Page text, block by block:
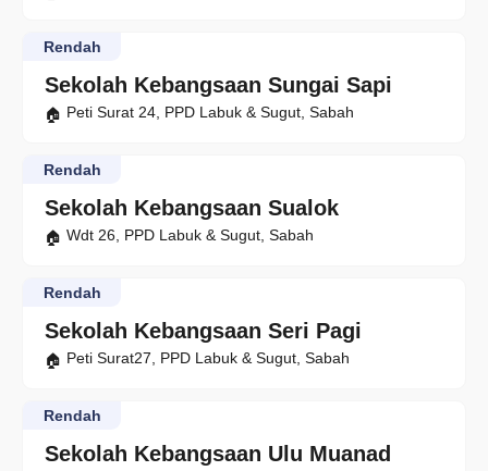
Sekolah Kebangsaan Sungai Sapi
Rendah
Peti Surat 24, PPD Labuk & Sugut, Sabah
Sekolah Kebangsaan Sualok
Rendah
Wdt 26, PPD Labuk & Sugut, Sabah
Sekolah Kebangsaan Seri Pagi
Rendah
Peti Surat27, PPD Labuk & Sugut, Sabah
Sekolah Kebangsaan Ulu Muanad
Rendah